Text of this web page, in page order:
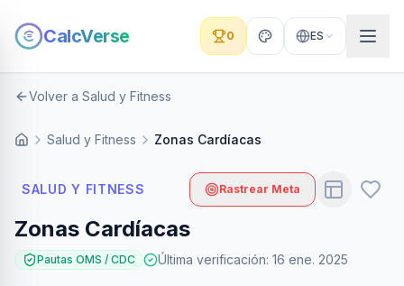
CalcVerse 0 ES
Volver a Salud y Fitness
Salud y Fitness Zonas Cardíacas
SALUD Y FITNESS Rastrear Meta
Zonas Cardíacas
Pautas OMS / CDC Última verificación: 16 ene. 2025